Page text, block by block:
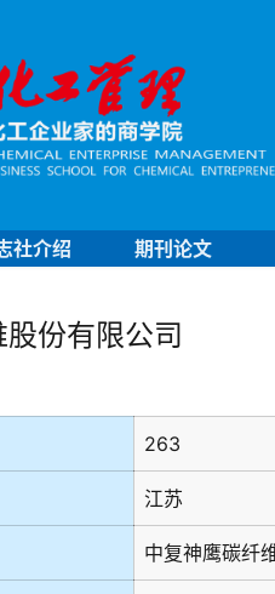
社介绍 期刊论文
份有限公司
263
江苏
中复神鹰碳纤